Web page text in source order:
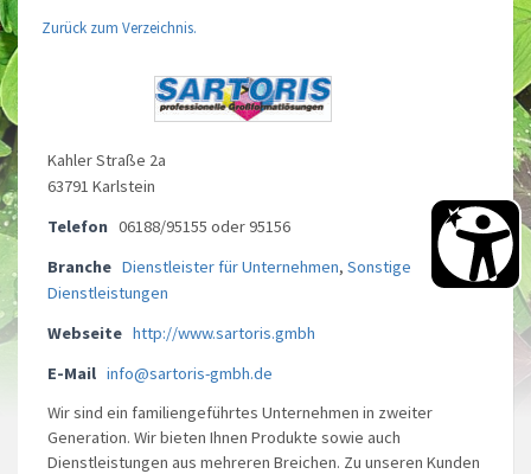
Zurück zum Verzeichnis.
Kahler Straße 2a
63791 Karlstein
Telefon 06188/95155 oder 95156
Branche Dienstleister für Unternehmen, Sonstige
Dienstleistungen
Webseite http://www.sartoris.gmbh
E-Mail info@sartoris-gmbh.de
Wir sind ein familiengeführtes Unternehmen in zweiter
Generation. Wir bieten Ihnen Produkte sowie auch
Dienstleistungen aus mehreren Breichen. Zu unseren Kunden